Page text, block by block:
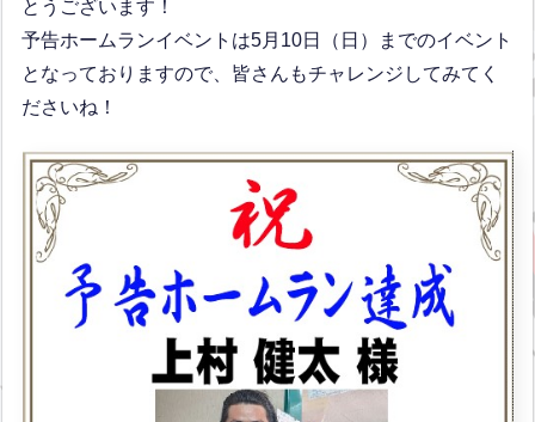
とうございます！
予告ホームランイベントは5月10日（日）までのイベント
となっておりますので、皆さんもチャレンジしてみてく
ださいね！